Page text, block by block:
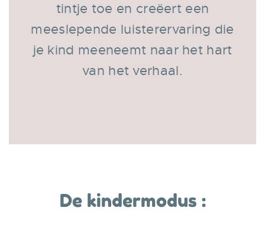
tintje toe en creëert een
meeslepende luisterervaring die
je kind meeneemt naar het hart
van het verhaal.
De kindermodus :